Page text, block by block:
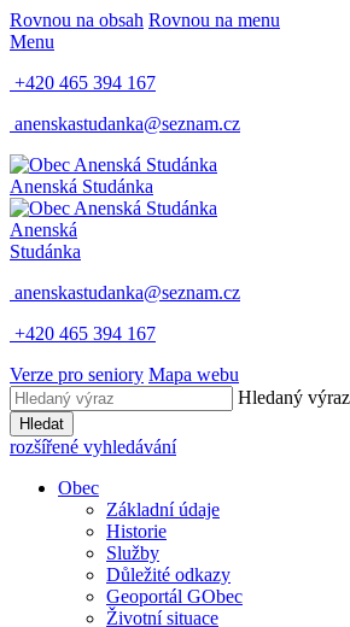
Rovnou na obsah Rovnou na menu
Menu
+420 465 394 167
anenskastudanka@seznam.cz
Anenská Studánka
Anenská
Studánka
anenskastudanka@seznam.cz
+420 465 394 167
Verze pro seniory Mapa webu
Hledaný výraz
Hledat
rozšířené vyhledávání
Obec
Základní údaje
Historie
Služby
Důležité odkazy
Geoportál GObec
Životní situace